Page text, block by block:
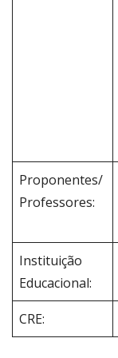
Proponentes/
Professores:
Instituição
Educacional:
CRE: